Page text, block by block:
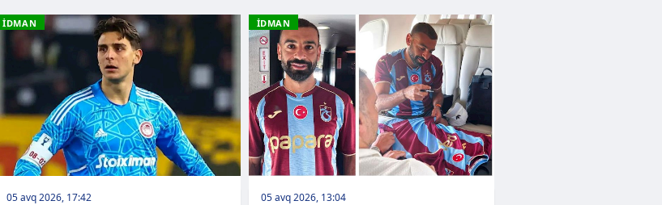
İDMAN
05 avq 2026, 17:42
İDMAN
05 avq 2026, 13:04